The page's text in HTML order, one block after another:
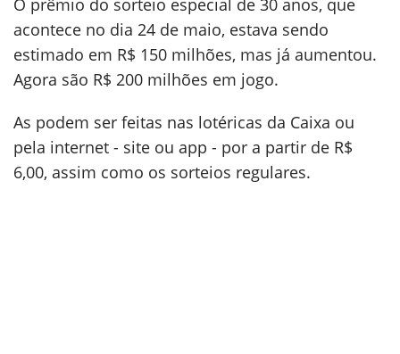
O prêmio do sorteio especial de 30 anos, que
acontece no dia 24 de maio, estava sendo
estimado em R$ 150 milhões, mas já aumentou.
Agora são R$ 200 milhões em jogo.
As podem ser feitas nas lotéricas da Caixa ou
pela internet - site ou app - por a partir de R$
6,00, assim como os sorteios regulares.